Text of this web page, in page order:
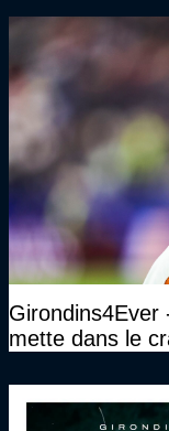
Girondins4Ever
mette dans le